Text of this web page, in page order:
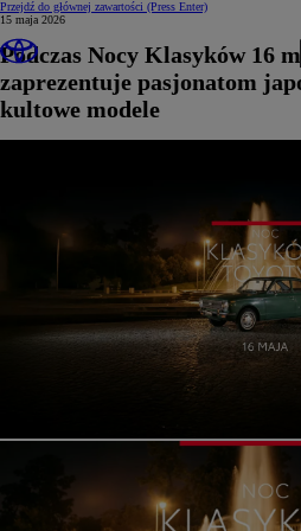
Przejdź do głównej zawartości (Press Enter)
15 maja 2026
Podczas Nocy Klasyków 16
zaprezentuje pasjonatom
kultowe modele